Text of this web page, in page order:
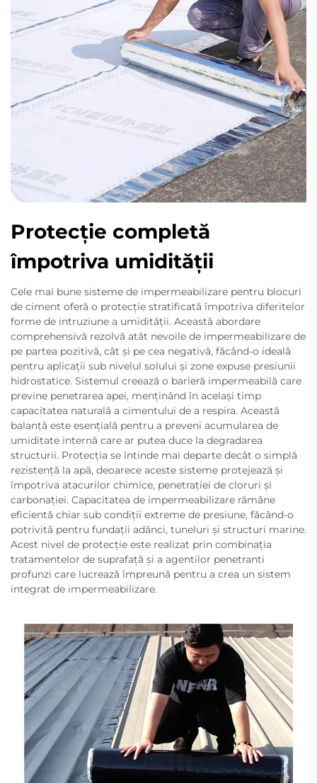
Protecție completă
împotriva umidității
Cele mai bune sisteme de impermeabilizare pentru blocuri
de ciment oferă o protecție stratificată împotriva diferitelor
forme de intruziune a umidității. Această abordare
comprehensivă rezolvă atât nevoile de impermeabilizare de
pe partea pozitivă, cât și pe cea negativă, făcând-o ideală
pentru aplicații sub nivelul solului și zone expuse presiunii
hidrostatice. Sistemul creează o barieră impermeabilă care
previne penetrarea apei, menținând în același timp
capacitatea naturală a cimentului de a respira. Această
balanță este esențială pentru a preveni acumularea de
umiditate internă care ar putea duce la degradarea
structurii. Protecția se întinde mai departe decât o simplă
rezistență la apă, deoarece aceste sisteme protejează și
împotriva atacurilor chimice, penetrației de cloruri și
carbonației. Capacitatea de impermeabilizare rămâne
eficientă chiar sub condiții extreme de presiune, făcând-o
potrivită pentru fundații adânci, tuneluri și structuri marine.
Acest nivel de protecție este realizat prin combinația
tratamentelor de suprafață și a agentilor penetranti
profunzi care lucrează împreună pentru a crea un sistem
integrat de impermeabilizare.